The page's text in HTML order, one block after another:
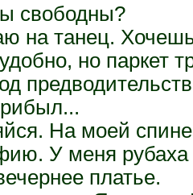
свободны?
на танец.
но паркет
На моей
У меня рубаха
платье.